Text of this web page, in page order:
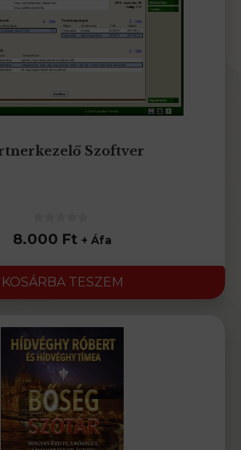
Szoftver
0
az
ből
8.000 Ft + Áfa
KOSÁRBA TESZEM